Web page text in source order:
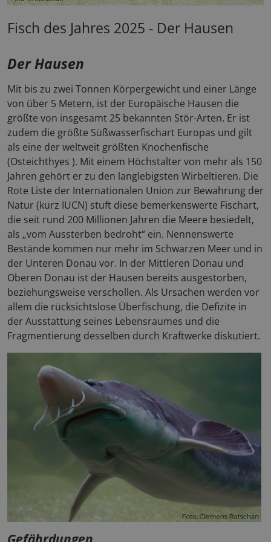
Fisch des Jahres 2025 - Der Hausen
Der Hausen
Mit bis zu zwei Tonnen Körpergewicht und einer Länge
von über 5 Metern, ist der Europäische Hausen die
größte von insgesamt 25 bekannten Stör-Arten. Er ist
zudem die größte Süßwasserfischart Europas und gilt
als eine der weltweit größten Knochenfische
(Osteichthyes ). Mit einem Höchstalter von mehr als 150
Jahren gehört er zu den langlebigsten Wirbeltieren. Die
Rote Liste der Internationalen Union zur Bewahrung der
Natur (kurz IUCN) stuft diese bemerkenswerte Fischart,
die seit rund 200 Millionen Jahren die Meere besiedelt,
als „vom Aussterben bedroht“ ein. Nennenswerte
Bestände kommen nur mehr im Schwarzen Meer und in
der Unteren Donau vor. In der Mittleren Donau und
Oberen Donau ist der Hausen bereits ausgestorben,
beziehungsweise verschollen. Als Ursachen werden vor
allem die rücksichtslose Überfischung, die Defizite in
der Ausstattung seines Lebensraumes und die
Fragmentierung desselben durch Kraftwerke diskutiert.